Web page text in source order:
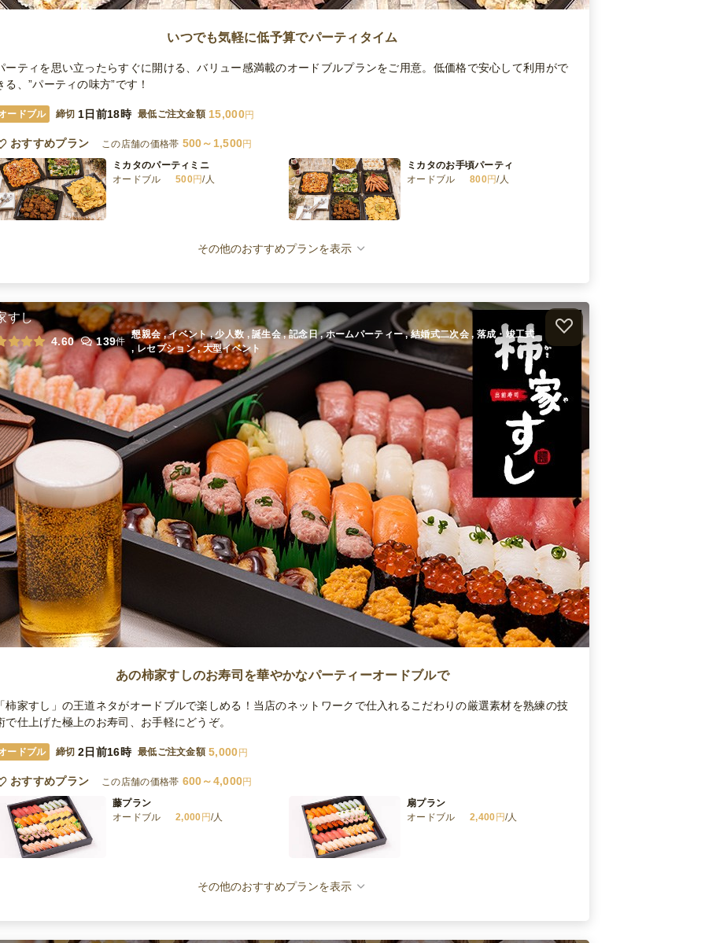
いつでも気軽に低予算でパーティタイム
ーティを思い立ったらすぐに開ける、バリュー感満載のオードブルプランをご用意。低価格で安心して利用がで
る、”パーティの味方”です！
ードブル 締切 1日前18時 最低ご注文金額 15,000円
おすすめプラン この店舗の価格帯 500～1,500円
ミカタのパーティミニ
オードブル
500円/人
ミカタのお手頃パーティ
オードブル
800円/人
1,000円/人
ミカタの大満足ボリュームパーティ
オードブル
円/人
全てのプランを見る（5件）
その他のおすすめプランを表示
すし
4.60 139件
懇親会 , イベント , 少人数 , 誕生会 , 記念日 , ホームパーティー , 結婚式二次会 , 落成・竣工式
, レセプション , 大型イベント
あの柿家すしのお寿司を華やかなパーティーオードブルで
柿家すし」の王道ネタがオードブルで楽しめる！当店のネットワークで仕入れるこだわりの厳選素材を熟練の技
で仕上げた極上のお寿司、お手軽にどうぞ。
ードブル 締切 2日前16時 最低ご注文金額 5,000円
おすすめプラン この店舗の価格帯 600～4,000円
藤プラン
オードブル
2,000 円/人
扇プラン
オードブル
2,400 円/人
2,700円/人
大人が選んだ人気盛り込みプラン 吟選(ぎんせん)プラン
その他のおすすめプランを表示